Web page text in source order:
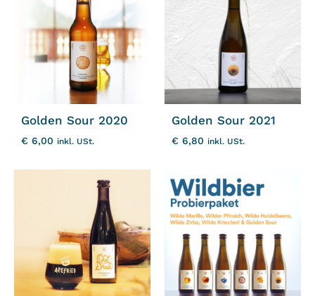
Golden Sour 2020
€ 6,00 inkl. USt.
Golden Sour 2021
€ 6,80 inkl. USt.